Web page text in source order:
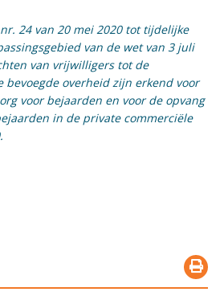
24 van 20 mei 2020 tot tijdelijke
van de wet van 3 juli
van vrijwilligers tot de
bevoegde overheid zijn erkend voor
voor bejaarden en voor de opvang
in de private commerciële